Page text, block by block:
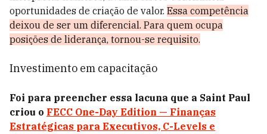
oportunidades de criação de valor. Essa competência
deixou de ser um diferencial. Para quem ocupa
posições de liderança, tornou-se requisito.
Investimento em capacitação
Foi para preencher essa lacuna que a Saint Paul
criou o FECC One-Day Edition — Finanças
Estratégicas para Executivos, C-Levels e